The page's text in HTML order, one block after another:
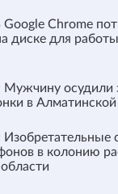
Google Chrome
диске для
Мужчину осудили
в
Изобретательные
в колонию